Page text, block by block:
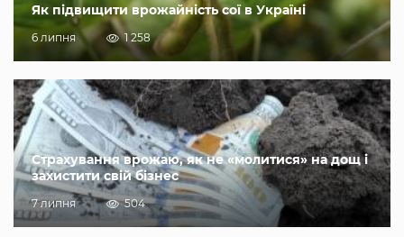
Як підвищити врожайність сої в Україні
6 липня 1 258
Страхування врожаю, як не «молитися» на дощ і
захистити свій бізнес
7 липня 504